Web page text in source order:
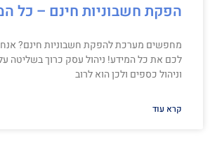
הפקת חשבוניות חינם – כל
מחפשים מערכת להפקת חשבוניות חינם?
לכם את כל המידע! ניהול עסק כרוך בשליטה
וניהול כספים ולכן הוא לרוב
קרא עוד